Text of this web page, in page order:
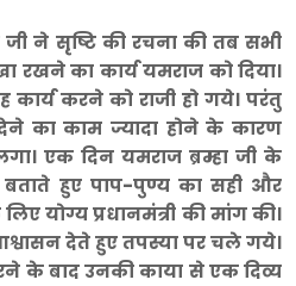
जी ने सृष्टि की रचना की तब सभी
रखने का कार्य यमराज को दिया।
करने को राजी हो गये। परंतु
का काम ज्यादा होने के कारण
एक दिन यमराज ब्रम्हा जी के
हुए पाप-पुण्य का सही और
योग्य प्रधानमंत्री की मांग की।
देते हुए तपस्या पर चले गये।
के बाद उनकी काया से एक दिव्य